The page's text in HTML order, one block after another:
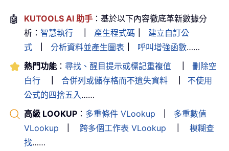
🤖 KUTOOLS AI 助手 ：基於以下內容徹底革新數據分
析： 智慧執行 產生程式碼
建立自訂公
式
分析資料並產生圖表 呼叫增強函數……
熱門功能 ： 尋找、醒目提示或標記重複值
刪除空
白行
合併列或儲存格而不遺失資料
不使用
公式的四捨五入 ……
高級 LOOKUP ： 多重條件 VLookup
多重數值
VLookup
跨多個工作表 VLookup
模糊查
找……